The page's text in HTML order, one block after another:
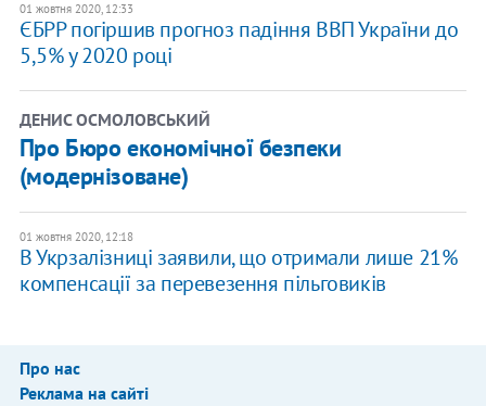
01 жовтня 2020, 12:33
ЄБРР погіршив прогноз падіння ВВП України до
5,5% у 2020 році
ДЕНИС ОСМОЛОВСЬКИЙ
Про Бюро економічної безпеки
(модернізоване)
01 жовтня 2020, 12:18
В Укрзалізниці заявили, що отримали лише 21%
компенсації за перевезення пільговиків
Про нас
Реклама на сайті